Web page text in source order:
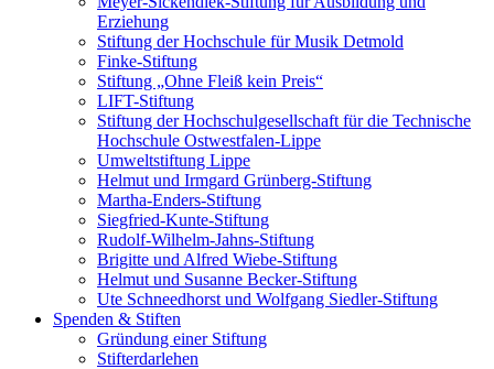
Erziehung
Stiftung der Hochschule für Musik Detmold
Finke-Stiftung
Stiftung „Ohne Fleiß kein Preis“
LIFT-Stiftung
Stiftung der Hochschulgesellschaft für die Technische
Hochschule Ostwestfalen-Lippe
Umweltstiftung Lippe
Helmut und Irmgard Grünberg-Stiftung
Martha-Enders-Stiftung
Siegfried-Kunte-Stiftung
Rudolf-Wilhelm-Jahns-Stiftung
Brigitte und Alfred Wiebe-Stiftung
Helmut und Susanne Becker-Stiftung
Ute Schneedhorst und Wolfgang Siedler-Stiftung
Spenden & Stiften
Gründung einer Stiftung
Stifterdarlehen